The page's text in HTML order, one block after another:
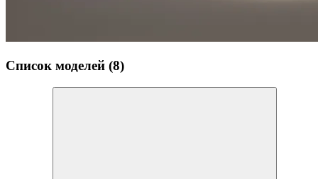
Список моделей (8)